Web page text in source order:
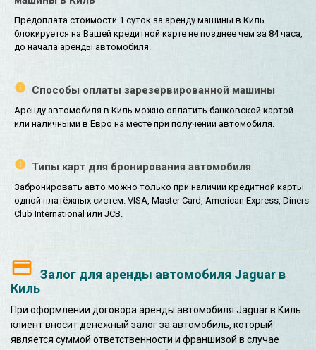
Предоплата стоимости 1 суток за аренду машины в Киль
блокируется на Вашей кредитной карте не позднее чем за 84 часа,
до начала аренды автомобиля.
Способы оплаты зарезервированной машины
Аренду автомобиля в Киль можно оплатить банковской картой
или наличными в Евро на месте при получении автомобиля.
Типы карт для бронирования автомобиля
Забронировать авто можно только при наличии кредитной карты
одной платёжных систем: VISA, Master Card, American Express, Diners
Club International или JCB.
Залог для аренды автомобиля Jaguar в
Киль
При оформлении договора аренды автомобиля Jaguar в Киль
клиент вносит денежный залог за автомобиль, который
является суммой ответственности и франшизой в случае